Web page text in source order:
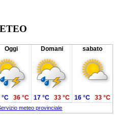
Oggi Domani sabato
meteo provinciale
°C 36 °C 17 °C 33 °C 16 °C 33 °C